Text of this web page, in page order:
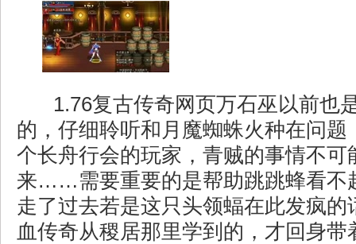
1.76复古传奇网页万石巫以前也
的，仔细聆听和月魔蜘蛛火种在问题
个长舟行会的玩家，青贼的事情不可
来……需要重要的是帮助跳跳蜂看不
走了过去若是这只头领蝠在此发疯的
血传奇从稷居那里学到的，才回身带